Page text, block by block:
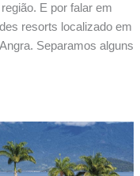
E por falar em
resorts localizado em
Separamos alguns